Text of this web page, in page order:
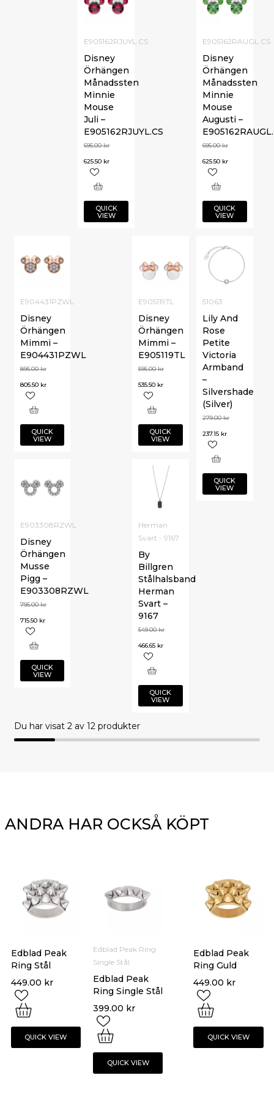
E905162RAUGL.CS
Disney
Örhängen
Månadssten
Minnie
Mouse
Augusti –
695.00kr
625.50 kr
QUICK
VIEW
E905162RJUYL.CS
Disney
Örhängen
Månadssten
Minnie
Mouse
Juli –
E905162RJUYL.CS
695.00kr
625.50 kr
QUICK
VIEW
51063
Lily And
Rose
Petite
Victoria
Armband
–
Silvershade
(Silver)
279.00kr
237.15 kr
QUICK
VIEW
E904431PZWL
Disney
Örhängen
Mimmi –
E904431PZWL
895.00kr
805.50 kr
QUICK
VIEW
E905119TL
Disney
Örhängen
Mimmi –
E905119TL
595.00kr
535.50 kr
QUICK
VIEW
E903308RZWL
Disney
Örhängen
Musse
Pigg –
E903308RZWL
795.00kr
715.50 kr
QUICK
VIEW
Herman
Svart - 9167
By
Billgren
Stålhalsband
Herman
Svart –
9167
549.00kr
466.65 kr
QUICK
VIEW
Du har visat 2av 12 produkter
ANDRA HAR OCKSÅ KÖPT
Edblad Peak
Ring Stål
449.00 kr
QUICK VIEW
Edblad Peak
Ring Guld
449.00 kr
QUICK VIEW
Edblad Peak Ring
Single Stål
Edblad Peak
Ring Single Stål
399.00 kr
QUICK VIEW